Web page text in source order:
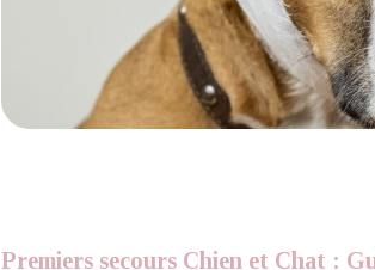
Premiers secours Chien et Chat :